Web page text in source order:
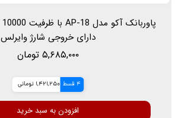
دارای خروجی شارژ وایرلس
۵,۶۸۵,۰۰۰ تومان
4 قسط 1,421,250 تومانی
افزودن به سبد خرید